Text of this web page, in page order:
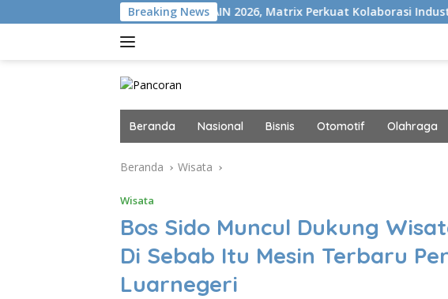
ke
Breaking News
Gelar MAIN 2026, Matrix Perkuat Kolaborasi Industri ISP
Beranda Nasional Bisnis Otomotif Olahraga
Beranda Wisata
Wisata
Bos Sido Muncul Dukung
Di Sebab Itu Mesin Terbaru
Luarnegeri